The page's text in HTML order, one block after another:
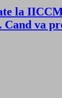
Cand va